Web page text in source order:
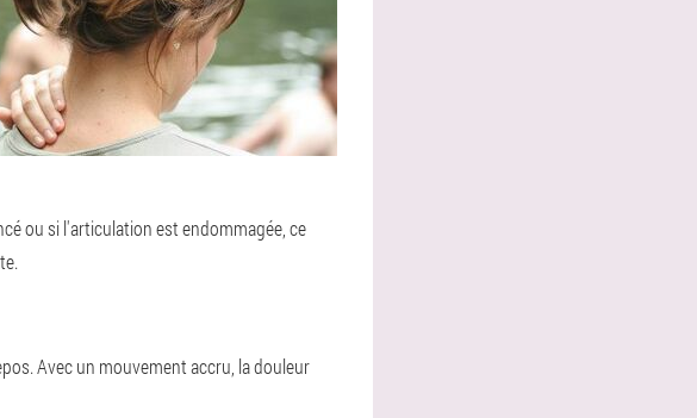
ou si l'articulation est endommagée, ce
. Avec un mouvement accru, la douleur